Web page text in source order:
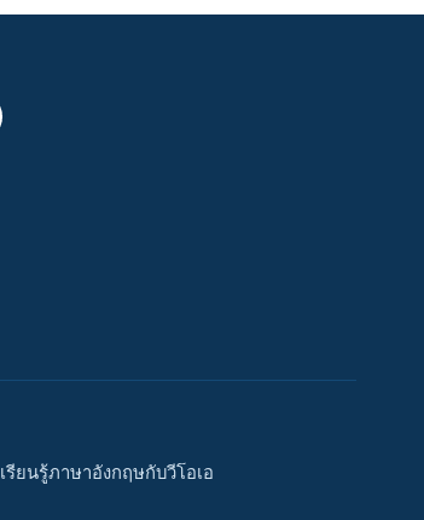
เรียนรู้ภาษาอังกฤษกับวีโอเอ